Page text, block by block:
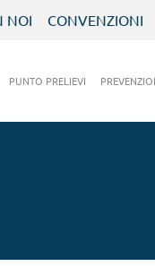
NOI CONVENZIONI
PUNTO PRELIEVI